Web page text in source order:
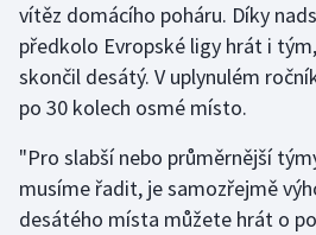
Olympijské hry
Parasport
Plavání
vítěz domácího poháru. Díky
předkolo Evropské ligy hrát i
skončil desátý. V uplynulém
po 30 kolech osmé místo.
"Pro slabší nebo průměrnější
musíme řadit, je samozřejmě
desátého místa můžete hrát o